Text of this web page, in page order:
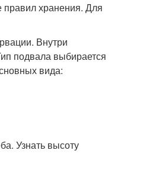
правил хранения. Для
Внутри
подвала выбирается
вида:
Узнать высоту